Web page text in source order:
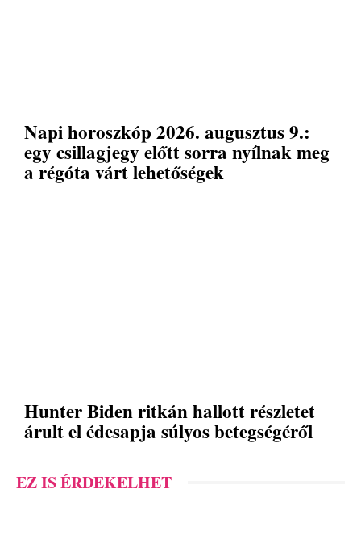
Napi horoszkóp 2026. augusztus 9.:
egy csillagjegy előtt sorra nyílnak meg
a régóta várt lehetőségek
Hunter Biden ritkán hallott részletet
árult el édesapja súlyos betegségéről
EZ IS ÉRDEKELHET